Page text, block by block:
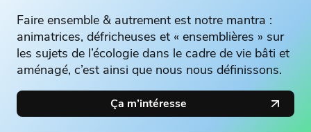
Faire ensemble & autrement est notre mantra :
animatrices, défricheuses et « ensemblières » sur
les sujets de l’écologie dans le cadre de vie bâti et
aménagé, c’est ainsi que nous nous définissons.
Ça m’intéresse